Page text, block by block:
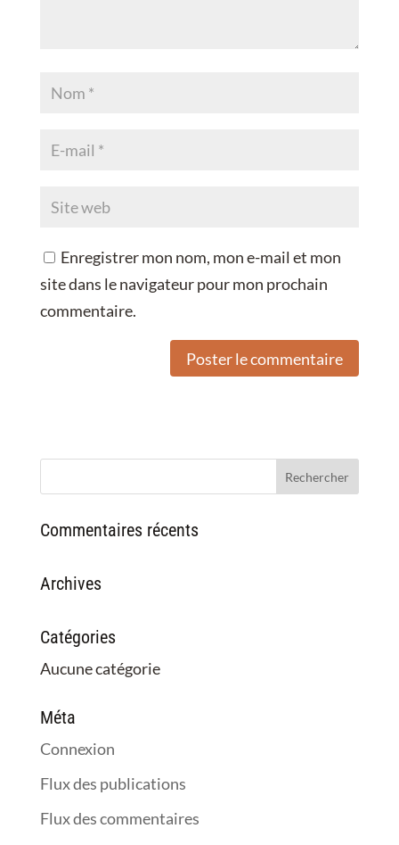
Enregistrer mon nom, mon e-mail et mon
site dans le navigateur pour mon prochain
commentaire.
Commentaires récents
Archives
Catégories
Aucune catégorie
Méta
Connexion
Flux des publications
Flux des commentaires